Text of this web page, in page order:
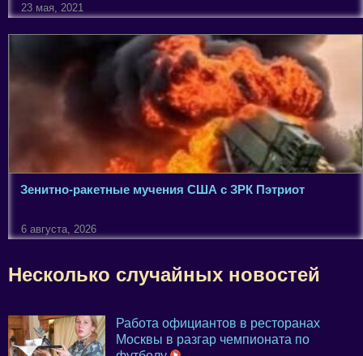
23 мая, 2021
Зенитно-ракетные мучения США с ЗРК Пэтриот
6 августа, 2026
Несколько случайных новостей
Работа официантов в ресторанах
Москвы в разгар чемпионата по